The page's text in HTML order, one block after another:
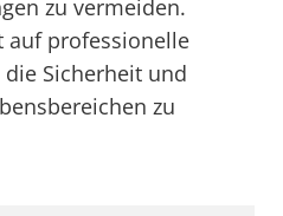
zu vermeiden.
auf professionelle
Sicherheit und
zu